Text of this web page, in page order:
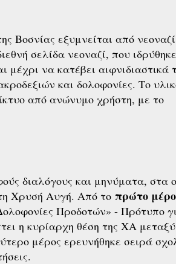
Βοσνίας εξυμνείται από νεοναζί
σελίδα νεοναζί, που
να κατέβει αιφνιδιαστικά
και δολοφονίες. Το
από ανώνυμο χρήστη, με το
διαλόγους και μηνύματα, στα
Χρυσή Αυγή. Από το πρώτο
Προδοτών» - Πρότυπο
η κυρίαρχη θέση της ΧΑ
μέρος ερευνήθηκε σειρά